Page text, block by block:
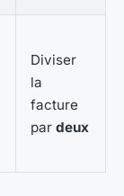
Diviser
la
facture
par deux